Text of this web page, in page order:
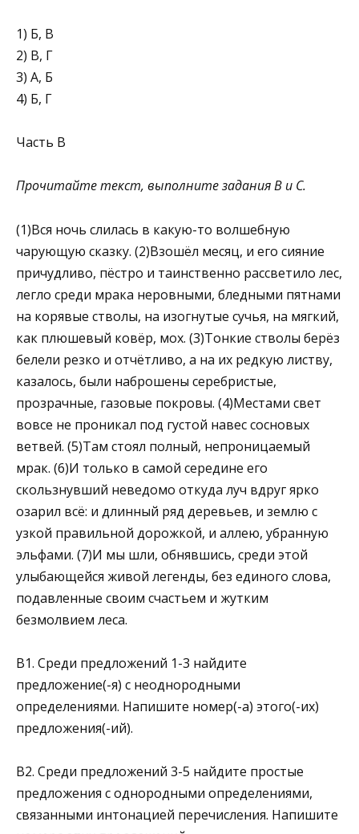
1) Б, В
2) В, Г
3) А, Б
4) Б, Г
Часть В
Прочитайте текст, выполните задания В и С.
(1)Вся ночь слилась в какую-то волшебную
чарующую сказку. (2)Взошёл месяц, и его сияние
причудливо, пёстро и та­инственно рассветило лес,
легло среди мрака неровными, блед­ными пятнами
на корявые стволы, на изогнутые сучья, на мяг­кий,
как плюшевый ковёр, мох. (3)Тонкие стволы берёз
белели резко и отчётливо, а на их редкую листву,
казалось, были на­брошены серебристые,
прозрачные, газовые покровы. (4)Места­ми свет
вовсе не проникал под густой навес сосновых
ветвей. (5)Там стоял полный, непроницаемый
мрак. (6)И только в самой середине его
скользнувший неведомо откуда луч вдруг ярко
оза­рил всё: и длинный ряд деревьев, и землю с
узкой правильной дорожкой, и аллею, убранную
эльфами. (7)И мы шли, обняв­шись, среди этой
улыбающейся живой легенды, без единого сло­ва,
подавленные своим счастьем и жутким
безмолвием леса.
B1. Среди предложений 1-3 найдите
предложение(-я) с неоднородными
определениями. Напишите номер(-а) этого(-их)
предложения(-ий).
В2. Среди предложений 3-5 найдите простые
предложения с однородными определениями,
связанными интонацией перечисления. Напишите